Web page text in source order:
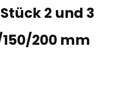
2 und 3
200 mm